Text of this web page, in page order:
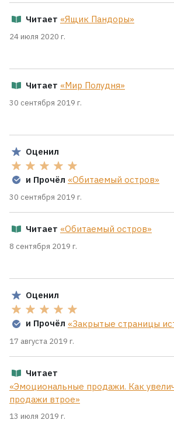
Читает «Ящик Пандоры»
24 июля 2020 г.
Читает «Мир Полудня»
30 сентября 2019 г.
Оценил
и Прочёл «Обитаемый остров»
30 сентября 2019 г.
Читает «Обитаемый остров»
8 сентября 2019 г.
Оценил
и Прочёл «Закрытые страницы
17 августа 2019 г.
Читает
«Эмоциональные продажи. Как
продажи втрое»
13 июля 2019 г.